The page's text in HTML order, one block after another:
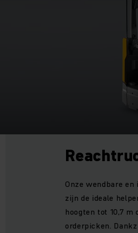
Onze wendbare
zijn de ideale
hoogten tot 10,7
orderpicken.